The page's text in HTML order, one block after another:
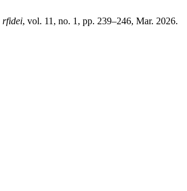
rfidei, vol. 11, no. 1, pp. 239–246, Mar. 2026.